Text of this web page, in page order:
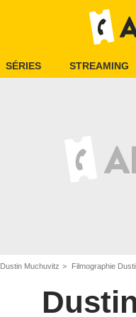
SÉRIES STREAMING
Dustin Muchuvitz Filmographie